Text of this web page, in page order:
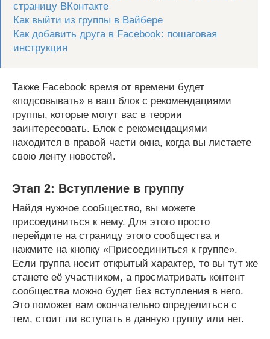
страницу ВКонтакте
Как выйти из группы в Вайбере
Как добавить друга в Facebook: пошаговая
инструкция
Также Facebook время от времени будет
«подсовывать» в ваш блок с рекомендациями
группы, которые могут вас в теории
заинтересовать. Блок с рекомендациями
находится в правой части окна, когда вы листаете
свою ленту новостей.
Этап 2: Вступление в группу
Найдя нужное сообщество, вы можете
присоединиться к нему. Для этого просто
перейдите на страницу этого сообщества и
нажмите на кнопку «Присоединиться к группе».
Если группа носит открытый характер, то вы тут же
станете её участником, а просматривать контент
сообщества можно будет без вступления в него.
Это поможет вам окончательно определиться с
тем, стоит ли вступать в данную группу или нет.